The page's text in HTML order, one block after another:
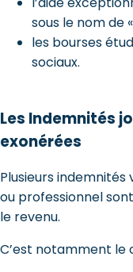
sous le nom de
les bourses
sociaux.
Les Indemnités
exonérées
Plusieurs
ou professionnel
le revenu.
C’est notamment le